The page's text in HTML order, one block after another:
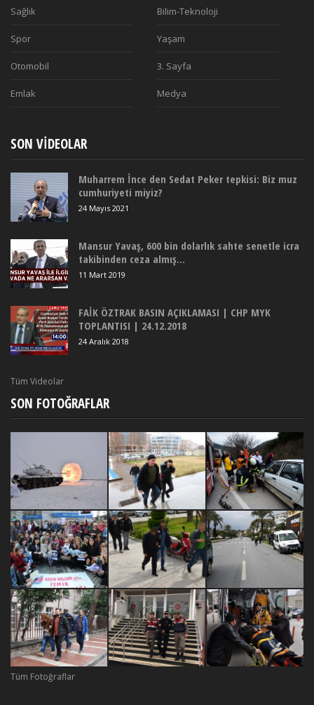
Sağlık Bilim-Teknoloji
Spor Yaşam
Otomobil 3. Sayfa
Emlak Medya
SON VIDEOLAR
Muharrem İnce den Sedat Peker tepkisi: Biz muz
cumhuriyeti miyiz?
24 Mayıs 2021
Mansur Yavaş, 600 bin dolarlık sahte senetle icra
takibinden ceza almış...
11 Mart 2019
FAİK ÖZTRAK BASIN AÇIKLAMASI | CHP MYK
TOPLANTISI | 24.12.2018
24 Aralık 2018
Tüm Videolar
SON FOTOĞRAFLAR
Tüm Fotoğraflar